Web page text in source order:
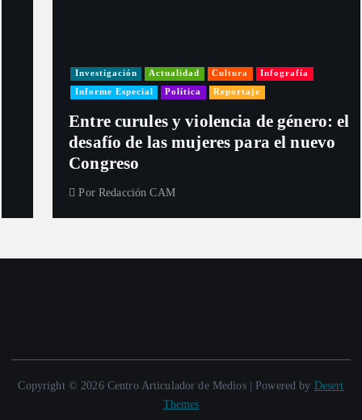
Investigación Actualidad Cultura Infografía
Informe Especial Política Reportaje
Entre curules y violencia de género: el
desafío de las mujeres para el nuevo
Congreso
Redacción CAM
Copyright © 2026 Centro Articulador de Medios | Powered by Desert
Themes